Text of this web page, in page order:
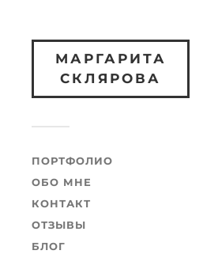
МАРГАРИТА
СКЛЯРОВА
ПОРТФОЛИО
ОБО МНЕ
КОНТАКТ
ОТЗЫВЫ
БЛОГ